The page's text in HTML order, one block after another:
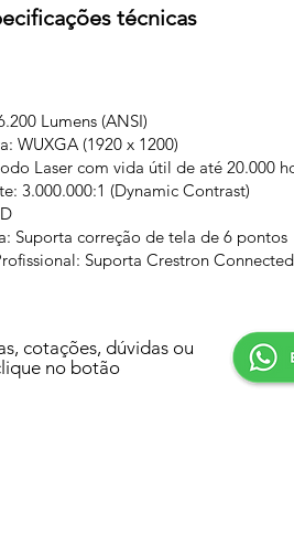
técnicas
Lumens (ANSI)
WUXGA (1920 x 1200)
Laser com vida útil de até 20.000
3.000.000:1 (Dynamic Contrast)
Suporta correção de tela de 6 pontos
Suporta Crestron
cotações, dúvidas ou
no botão